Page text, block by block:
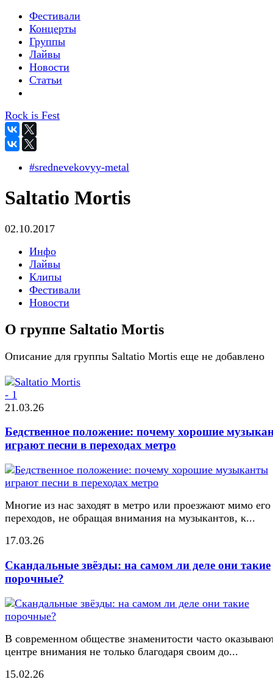
Фестивали
Концерты
Группы
Лайвы
Новости
Статьи
Rock is Fest
#srednevekovyy-metal
Saltatio Mortis
02.10.2017
Инфо
Лайвы
Клипы
Фестивали
Новости
О группе Saltatio Mortis
Описание для группы Saltatio Mortis еще не добавлено
21.03.26
Бедственное положение: почему хорошие
играют песни в переходах метро
Многие из нас заходят в метро или проезжают мимо его
переходов, не обращая внимания на музыкантов, к...
17.03.26
Скандальные звёзды: на самом ли деле они такие
порочные?
В современном обществе знаменитости часто
центре внимания не только благодаря своим до...
15.02.26